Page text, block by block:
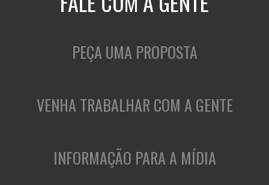
PEÇA UMA PROPOSTA
VENHA TRABALHAR COM A GENTE
INFORMAÇÃO PARA A MÍDIA